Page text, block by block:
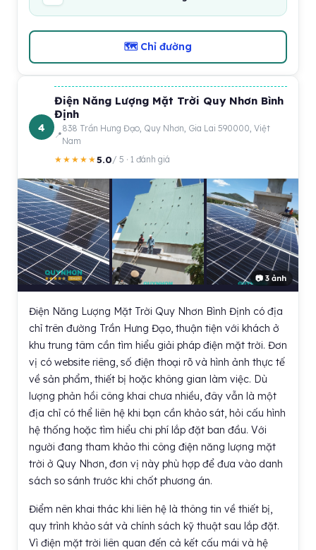
🗺 Chỉ đường
4
Điện Năng Lượng Mặt Trời Quy Nhơn Bình
Định
838 Trần Hưng Đạo, Quy Nhơn, Gia Lai 590000, Việt
Nam
★★★★★5.0/ 5 · 1 đánh giá
📷 3 ảnh
Điện Năng Lượng Mặt Trời Quy Nhơn Bình Định có địa
chỉ trên đường Trần Hưng Đạo, thuận tiện với khách ở
khu trung tâm cần tìm hiểu giải pháp điện mặt trời. Đơn
vị có website riêng, số điện thoại rõ và hình ảnh thực tế
về sản phẩm, thiết bị hoặc không gian làm việc. Dù
lượng phản hồi công khai chưa nhiều, đây vẫn là một
địa chỉ có thể liên hệ khi bạn cần khảo sát, hỏi cấu hình
hệ thống hoặc tìm hiểu chi phí lắp đặt ban đầu. Với
người đang tham khảo thi công điện năng lượng mặt
trời ở Quy Nhơn, đơn vị này phù hợp để đưa vào danh
sách so sánh trước khi chốt phương án.
Điểm nên khai thác khi liên hệ là thông tin về thiết bị,
quy trình khảo sát và chính sách kỹ thuật sau lắp đặt.
Vì điện mặt trời liên quan đến cả kết cấu mái và hệ